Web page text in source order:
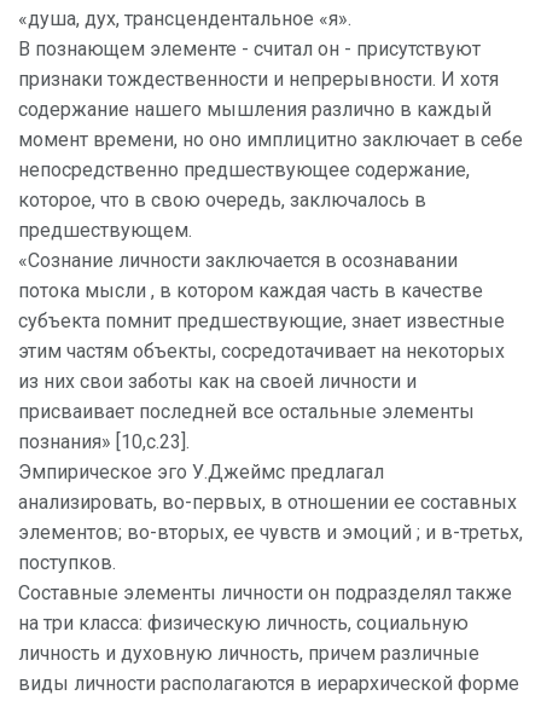
«душа, дух, трансцендентальное «я».
В познающем элементе - считал он - присутствуют
признаки тождественности и непрерывности. И хотя
содержание нашего мышления различно в каждый
момент времени, но оно имплицитно заключает в себе
непосредственно предшествующее содержание,
которое, что в свою очередь, заключалось в
предшествующем.
«Сознание личности заключается в осознавании
потока мысли , в котором каждая часть в качестве
субъекта помнит предшествующие, знает известные
этим частям объекты, сосредотачивает на некоторых
из них свои заботы как на своей личности и
присваивает последней все остальные элементы
познания» [10,c.23].
Эмпирическое эго У.Джеймс предлагал
анализировать, во-первых, в отношении ее составных
элементов; во-вторых, ее чувств и эмоций ; и в-третьх,
поступков.
Составные элементы личности он подразделял также
на три класса: физическую личность, социальную
личность и духовную личность, причем различные
виды личности располагаются в иерархической форме